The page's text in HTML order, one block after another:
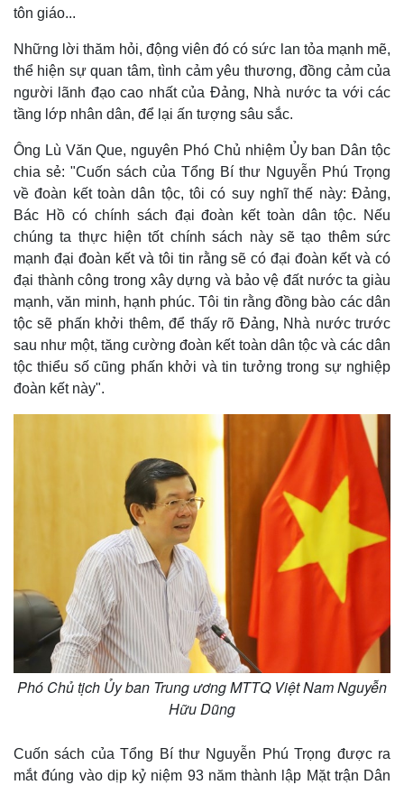
Hậu trường
Thông tin doanh nghiệp
Doanh nghiệp 24h
Công nghệ
Sành điệu
Tin Công nghệ
Trải nghiệm
Chuyển đổi số
tôn giáo...
Những lời thăm hỏi, động viên đó có sức lan tỏa mạnh mẽ,
thể hiện sự quan tâm, tình cảm yêu thương, đồng cảm của
người lãnh đạo cao nhất của Đảng, Nhà nước ta với các
tầng lớp nhân dân, để lại ấn tượng sâu sắc.
Ông Lù Văn Que, nguyên Phó Chủ nhiệm Ủy ban Dân tộc
chia sẻ: "Cuốn sách của Tổng Bí thư Nguyễn Phú Trọng
về đoàn kết toàn dân tộc, tôi có suy nghĩ thế này: Đảng,
Bác Hồ có chính sách đại đoàn kết toàn dân tộc. Nếu
chúng ta thực hiện tốt chính sách này sẽ tạo thêm sức
mạnh đại đoàn kết và tôi tin rằng sẽ có đại đoàn kết và có
đại thành công trong xây dựng và bảo vệ đất nước ta giàu
mạnh, văn minh, hạnh phúc. Tôi tin rằng đồng bào các dân
tộc sẽ phấn khởi thêm, để thấy rõ Đảng, Nhà nước trước
sau như một, tăng cường đoàn kết toàn dân tộc và các dân
tộc thiểu số cũng phấn khởi và tin tưởng trong sự nghiệp
đoàn kết này".
Phó Chủ tịch Ủy ban Trung ương MTTQ Việt Nam Nguyễn
Hữu Dũng
Cuốn sách của Tổng Bí thư Nguyễn Phú Trọng được ra
mắt đúng vào dịp kỷ niệm 93 năm thành lập Mặt trận Dân